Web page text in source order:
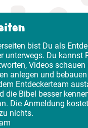
bist Du als
unterwegs. Du kannst
Videos schauen
anlegen und
Entdeckerteam
die Bibel besser
Die Anmeldung
nichts.